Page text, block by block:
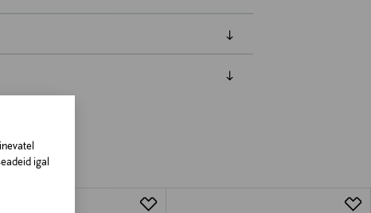
igal
olema avamata originaalpakendis.